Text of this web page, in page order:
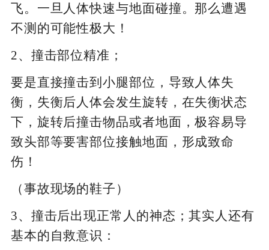
飞。一旦人体快速与地面碰撞。那么遭遇
不测的可能性极大！
2、撞击部位精准；
要是直接撞击到小腿部位，导致人体失
衡，失衡后人体会发生旋转，在失衡状态
下，旋转后撞击物品或者地面，极容易导
致头部等要害部位接触地面，形成致命
伤！
（事故现场的鞋子）
3、撞击后出现正常人的神态；其实人还有
基本的自救意识：